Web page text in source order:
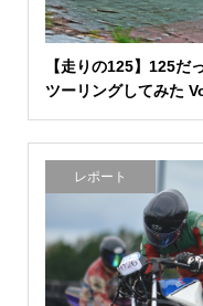
【走りの125】125だ
ツーリングしてみた
レポート